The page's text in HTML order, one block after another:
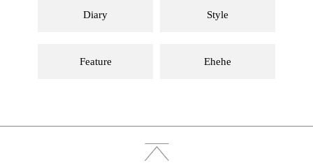
Diary Style
Feature Ehehe